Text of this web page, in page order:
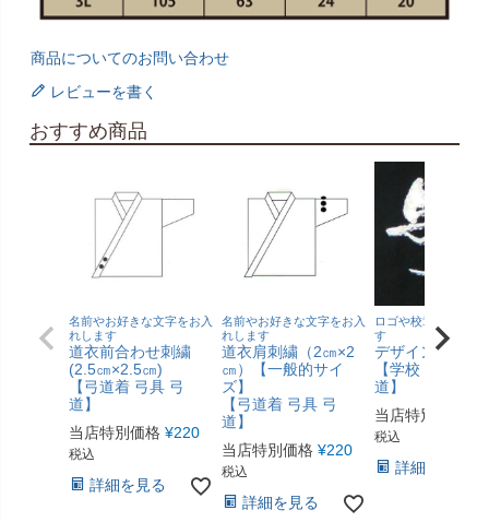
商品についてのお問い合わせ
レビューを書く
おすすめ商品
名前やお好きな文字をお入
れします
道衣前合わせ刺繍
(2.5㎝×2.5㎝)
【弓道着 弓具 弓
道】
当店特別価格 ¥220
税込
詳細を見る
名前やお好きな文字をお入
れします
道衣肩刺繍（2㎝×2
㎝）【一般的サイ
ズ】
【弓道着 弓具 弓
道】
当店特別価格 ¥220
税込
詳細を見る
ロゴや校章をお入れ
す
デザイン刺繍
【学校 団体 弓
道】
当店特別価格
税込
詳細を見る